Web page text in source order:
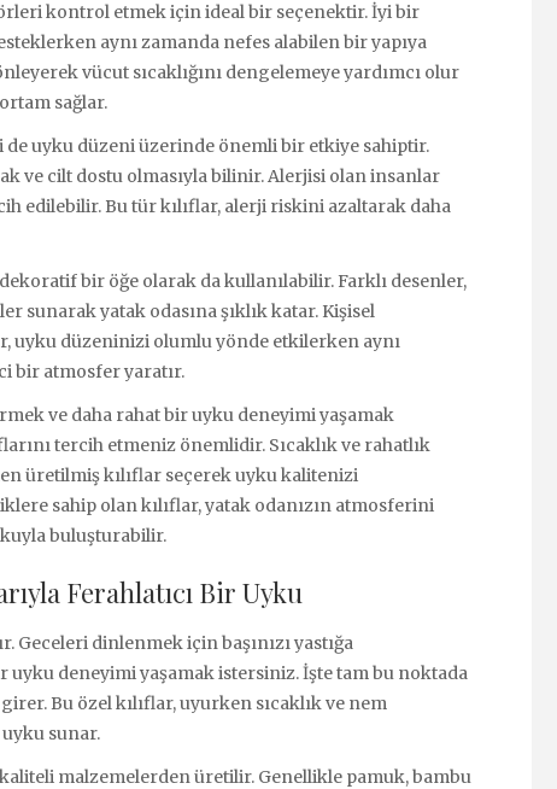
kontrol etmek için ideal bir seçenektir. İyi bir
aynı zamanda nefes alabilen bir yapıya
vücut sıcaklığını dengelemeye yardımcı olur
sağlar.
de uyku düzeni üzerinde önemli bir etkiye sahiptir.
ve cilt dostu olmasıyla bilinir. Alerjisi olan insanlar
edilebilir. Bu tür kılıflar, alerji riskini azaltarak daha
bir öğe olarak da kullanılabilir. Farklı desenler,
sunarak yatak odasına şıklık katar. Kişisel
uyku düzeninizi olumlu yönde etkilerken aynı
bir atmosfer yaratır.
ve daha rahat bir uyku deneyimi yaşamak
tercih etmeniz önemlidir. Sıcaklık ve rahatlık
üretilmiş kılıflar seçerek uyku kalitenizi
sahip olan kılıflar, yatak odanızın atmosferini
buluşturabilir.
Ferahlatıcı Bir Uyku
Geceleri dinlenmek için başınızı yastığa
uyku deneyimi yaşamak istersiniz. İşte tam bu noktada
Bu özel kılıflar, uyurken sıcaklık ve nem
sunar.
kaliteli malzemelerden üretilir. Genellikle pamuk, bambu